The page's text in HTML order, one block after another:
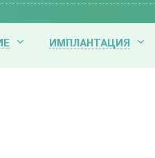
ИМПЛАНТАЦИЯ